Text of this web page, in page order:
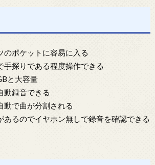
のポケットに容易に入る
手探りである程度操作できる
と大容量
動録音できる
動で曲が分割される
あるのでイヤホン無しで録音を確認できる